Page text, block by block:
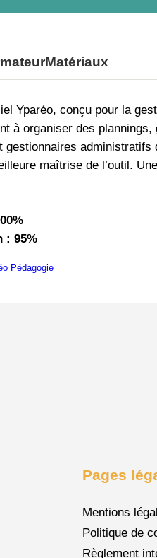
Matériaux
Yparéo, conçu pour la
à organiser des
gestionnaires administratifs
maîtrise de l’outil.
: 95%
Pédagogie
Pages
Mentions
Politique de
Règlement